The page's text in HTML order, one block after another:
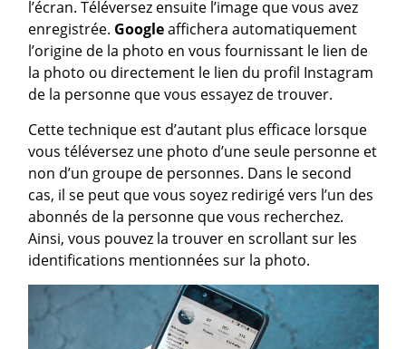
l’écran. Téléversez ensuite l’image que vous avez
enregistrée. Googleaffichera automatiquement
l’origine de la photo en vous fournissant le lien de
la photo ou directement le lien du profil Instagram
de la personne que vous essayez de trouver.
Cette technique est d’autant plus efficace lorsque
vous téléversez une photo d’une seule personne et
non d’un groupe de personnes. Dans le second
cas, il se peut que vous soyez redirigé vers l’un des
abonnés de la personne que vous recherchez.
Ainsi, vous pouvez la trouver en scrollant sur les
identifications mentionnées sur la photo.